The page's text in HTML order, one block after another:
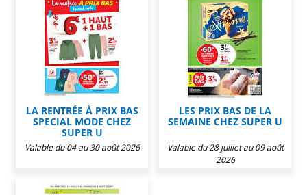
LA RENTRÉE À PRIX BAS
SPECIAL MODE CHEZ
SUPER U
Valable du 04 au 30 août 2026
LES PRIX BAS DE LA
SEMAINE CHEZ SUPER U
Valable du 28 juillet au 09 août
2026